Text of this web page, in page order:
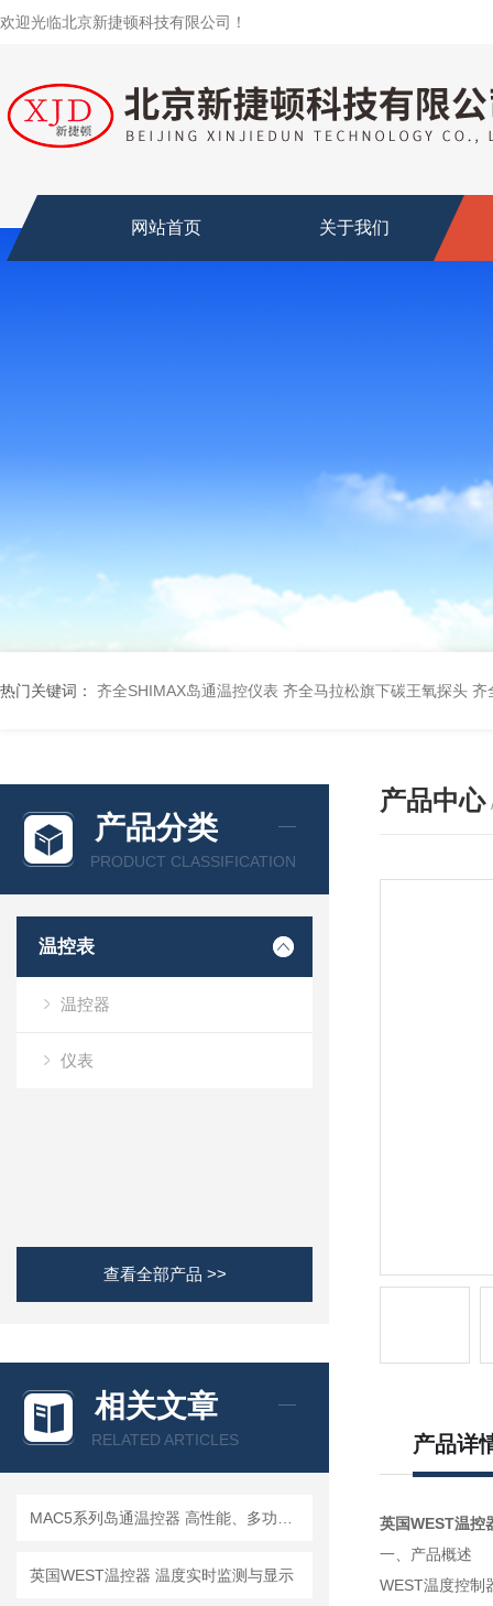
欢迎光临北京新捷顿科技有限公司！
网站首页 关于我们
热门关键词： 齐全SHIMAX岛通温控仪表 齐全马拉松旗下碳王氧探头 齐
产品分类
PRODUCT CLASSIFICATION
温控表
温控器
仪表
查看全部产品 >>
相关文章
RELATED ARTICLES
英国WEST温控器 温度实时监测与显示
产品中心
产品详
英国WEST温控
一、产品概述
WEST温度控制